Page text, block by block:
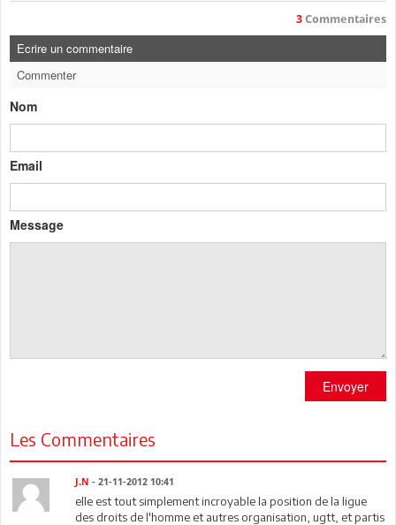
3 Commentaires
Ecrire un commentaire
Commenter
Nom
Email
Message
Envoyer
Les Commentaires
J.N - 21-11-2012 10:41
elle est tout simplement incroyable la position de la ligue
des droits de l'homme et autres organisation, ugtt, et partis